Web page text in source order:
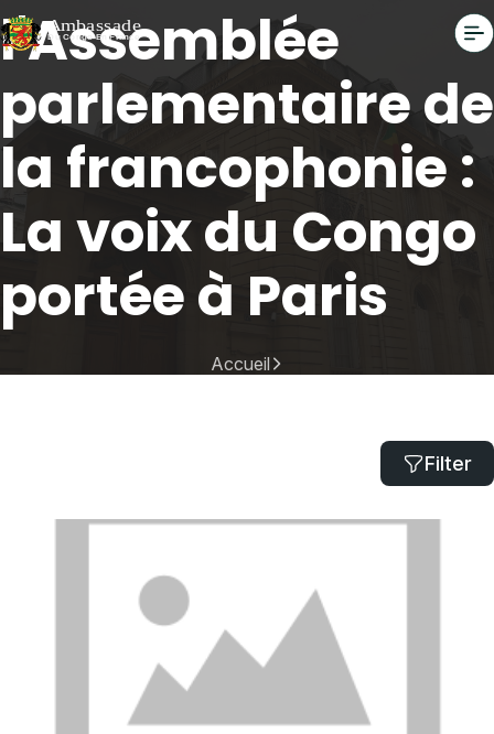
l'Assemblée
parlementaire de
la francophonie :
La voix du Congo
portée à Paris
Accueil
Filter